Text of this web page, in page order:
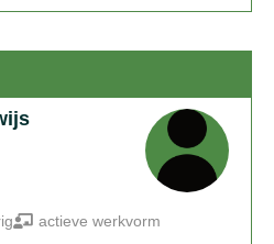
percursion waarbij het gaat
en vooral plezier maken.
actieve werkvorm